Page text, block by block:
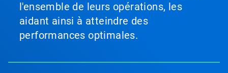
l'ensemble de leurs opérations, les
aidant ainsi à atteindre des
performances optimales.